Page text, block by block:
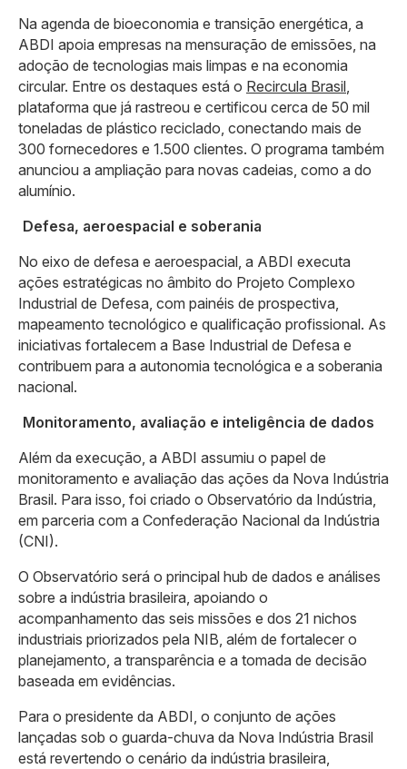
Na agenda de bioeconomia e transição energética, a
ABDI apoia empresas na mensuração de emissões, na
adoção de tecnologias mais limpas e na economia
circular. Entre os destaques está o Recircula Brasil,
plataforma que já rastreou e certificou cerca de 50 mil
toneladas de plástico reciclado, conectando mais de
300 fornecedores e 1.500 clientes. O programa também
anunciou a ampliação para novas cadeias, como a do
alumínio.
Defesa, aeroespacial e soberania
No eixo de defesa e aeroespacial, a ABDI executa
ações estratégicas no âmbito do Projeto Complexo
Industrial de Defesa, com painéis de prospectiva,
mapeamento tecnológico e qualificação profissional. As
iniciativas fortalecem a Base Industrial de Defesa e
contribuem para a autonomia tecnológica e a soberania
nacional.
Monitoramento, avaliação e inteligência de dados
Além da execução, a ABDI assumiu o papel de
monitoramento e avaliação das ações da Nova Indústria
Brasil. Para isso, foi criado o Observatório da Indústria,
em parceria com a Confederação Nacional da Indústria
(CNI).
O Observatório será o principal hub de dados e análises
sobre a indústria brasileira, apoiando o
acompanhamento das seis missões e dos 21 nichos
industriais priorizados pela NIB, além de fortalecer o
planejamento, a transparência e a tomada de decisão
baseada em evidências.
Para o presidente da ABDI, o conjunto de ações
lançadas sob o guarda-chuva da Nova Indústria Brasil
está revertendo o cenário da indústria brasileira,